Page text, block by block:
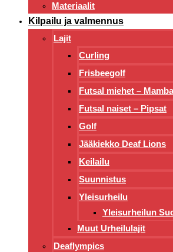
Materiaalit
Kilpailu ja valmennus
Lajit
Curling
Frisbeegolf
Futsal miehet –
Futsal naiset – Pipsat
Golf
Jääkiekko Deaf Lions
Keilailu
Suunnistus
Yleisurheilu
Yleisurheilun
Muut Urheilulajit
Deaflympics